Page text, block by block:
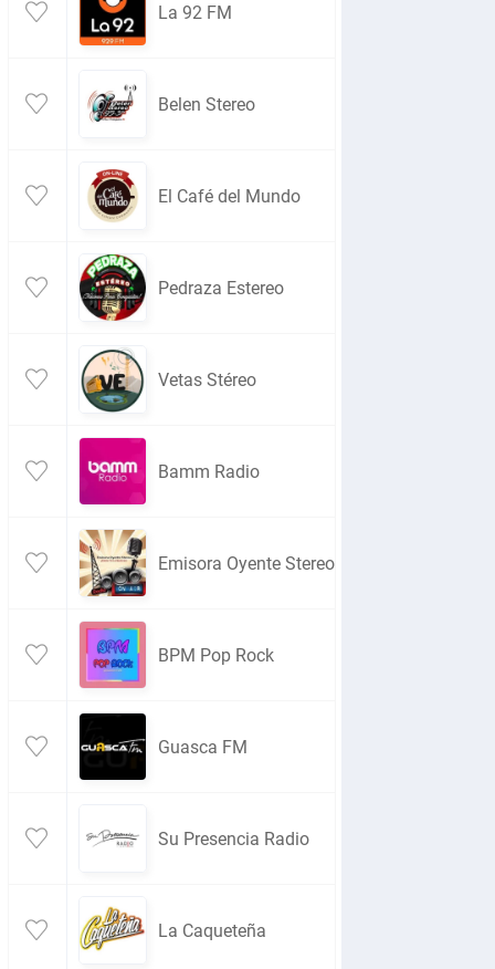
La 92 FM
Belen Stereo
El Café del Mundo
Pedraza Estereo
Vetas Stéreo
Bamm Radio
Emisora Oyente Stereo
BPM Pop Rock
Guasca FM
Su Presencia Radio
La Caqueteña